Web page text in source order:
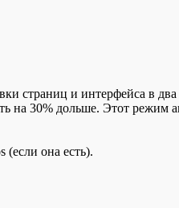
страниц и интерфейса в
на 30% дольше. Этот режим
(если она есть).